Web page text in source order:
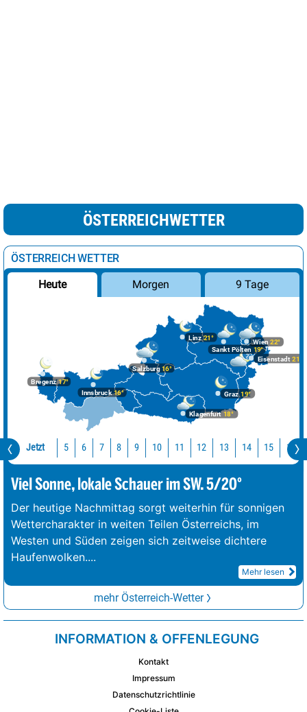
ÖSTERREICHWETTER
ÖSTERREICH WETTER
Heute Morgen 9 Tage
Bregenz17°
Graz19°
Innsbruck16°
Klagenfurt 18°
Linz21°
Salzburg16°
Wien 22°
Eisenstadt 21°
Sankt Pölten 19°
Jetzt 5 6 7 8 9 10 11 12 13 14 15 16
Viel Sonne, lokale Schauer im SW. 5/20°
Der heutige Nachmittag sorgt weiterhin für sonnigen
Wettercharakter in weiten Teilen Österreichs, im
Westen und Süden zeigen sich zeitweise dichtere
Haufenwolken....
Mehr lesen
mehr Österreich-Wetter
INFORMATION & OFFENLEGUNG
Kontakt
Impressum
Datenschutzrichtlinie